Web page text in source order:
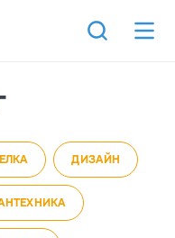
ДИЗАЙН